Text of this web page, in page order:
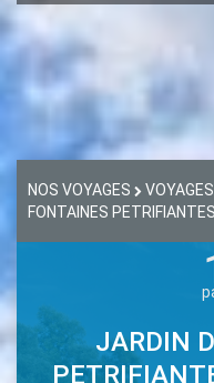
NOS VOYAGES
FONTAINES
JARDIN